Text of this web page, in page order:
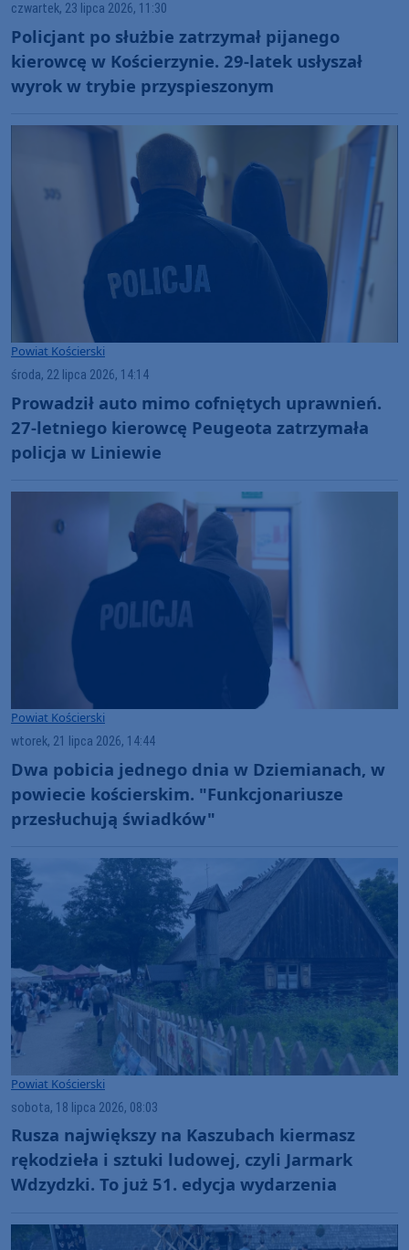
czwartek, 23 lipca 2026, 11:30
Policjant po służbie zatrzymał pijanego
kierowcę w Kościerzynie. 29-latek usłyszał
wyrok w trybie przyspieszonym
Powiat Kościerski
środa, 22 lipca 2026, 14:14
Prowadził auto mimo cofniętych uprawnień.
27-letniego kierowcę Peugeota zatrzymała
policja w Liniewie
Powiat Kościerski
wtorek, 21 lipca 2026, 14:44
Dwa pobicia jednego dnia w Dziemianach, w
powiecie kościerskim. "Funkcjonariusze
przesłuchują świadków"
Powiat Kościerski
sobota, 18 lipca 2026, 08:03
Rusza największy na Kaszubach kiermasz
rękodzieła i sztuki ludowej, czyli Jarmark
Wdzydzki. To już 51. edycja wydarzenia